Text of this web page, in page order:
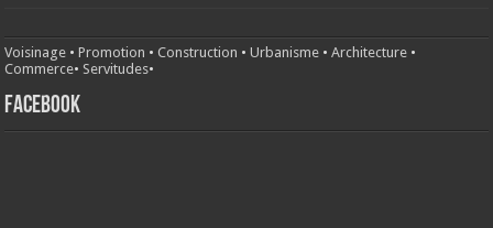
Voisinage •Promotion •Construction •Urbanisme •Architecture •
Commerce• Servitudes•
FACEBOOK